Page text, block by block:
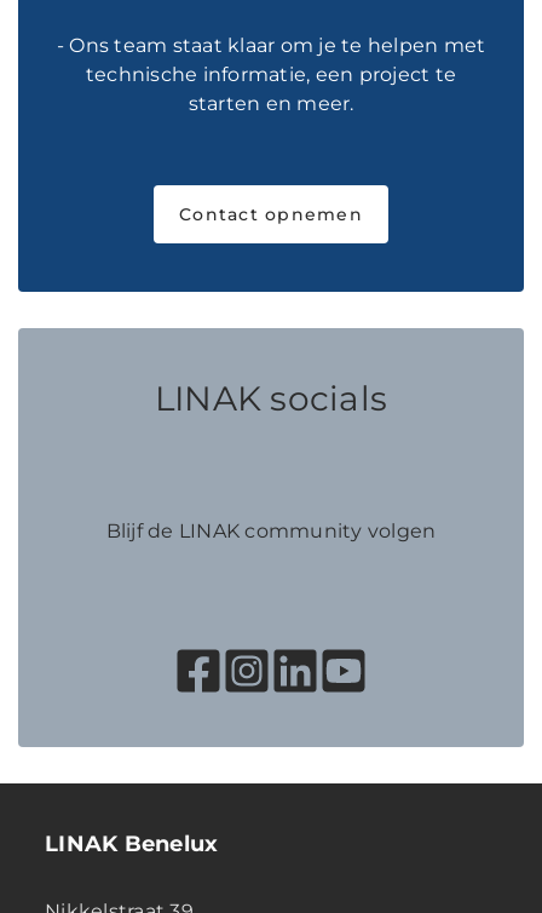
- Ons team staat klaar om je te helpen met
technische informatie, een project te
starten en meer.
Contact opnemen
LINAK socials
Blijf de LINAK community volgen
LINAK Benelux